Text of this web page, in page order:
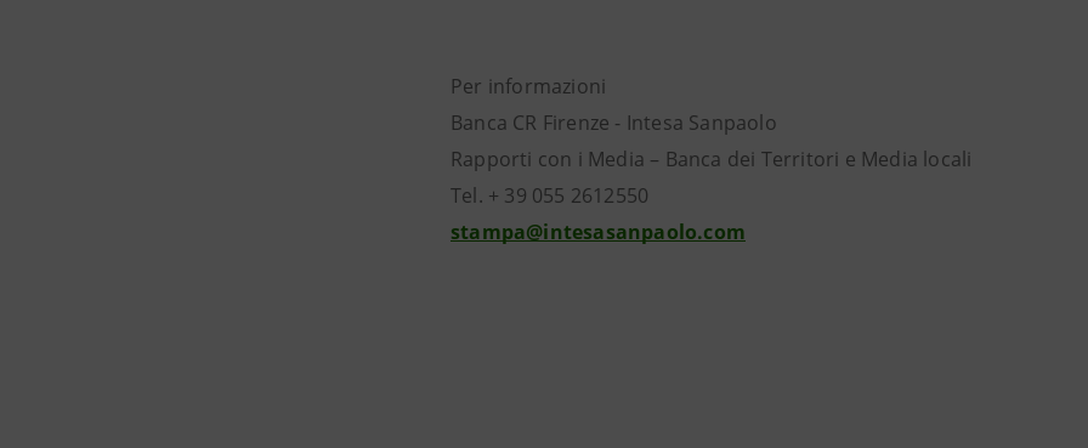
Per informazioni
Banca CR Firenze - Intesa Sanpaolo
Rapporti con i Media – Banca dei Territori e Media locali
Tel. + 39 055 2612550
stampa@intesasanpaolo.com